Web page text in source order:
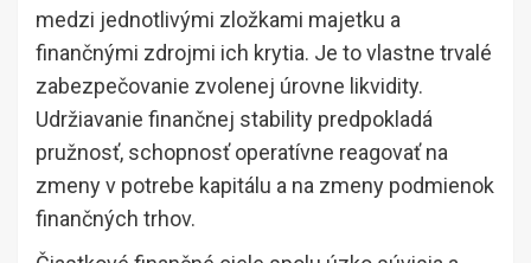
medzi jednotlivými zložkami majetku a
finančnými zdrojmi ich krytia. Je to vlastne trvalé
zabezpečovanie zvolenej úrovne likvidity.
Udržiavanie finančnej stability predpokladá
pružnosť, schopnosť operatívne reagovať na
zmeny v potrebe kapitálu a na zmeny podmienok
finančných trhov.